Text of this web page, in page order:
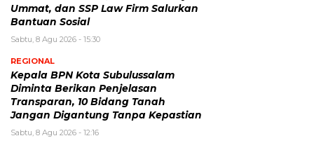
Ummat, dan SSP Law Firm Salurkan
Bantuan Sosial
Sabtu, 8 Agu 2026 - 15:30
REGIONAL
Kepala BPN Kota Subulussalam
Diminta Berikan Penjelasan
Transparan, 10 Bidang Tanah
Jangan Digantung Tanpa Kepastian
Sabtu, 8 Agu 2026 - 12:16